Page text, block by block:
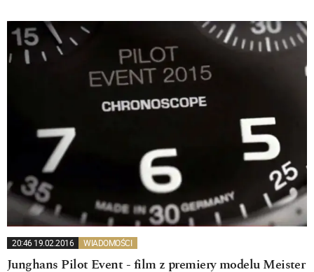
20:46 19.02.2016 WIADOMOŚCI
Junghans Pilot Event - film z premiery modelu Meister